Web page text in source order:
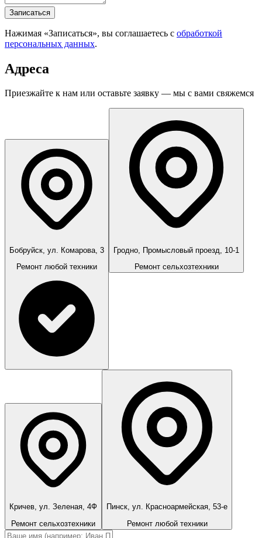
Записаться
Нажимая «Записаться», вы соглашаетесь с обработкой
персональных данных.
Адреса
Приезжайте к нам или оставьте заявку — мы с вами свяжемся
Бобруйск, ул. Комарова, 3
Ремонт любой техники
Гродно, Промысловый проезд, 10-1
Ремонт сельхозтехники
Кричев, ул. Зеленая, 4Ф
Ремонт сельхозтехники
Пинск, ул. Красноармейская, 53-е
Ремонт любой техники